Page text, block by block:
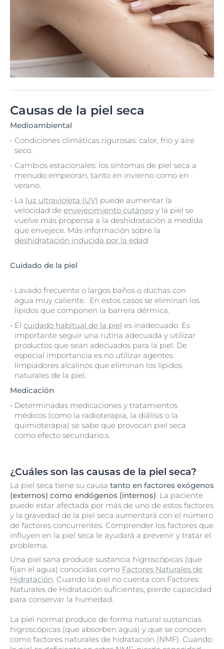
Causas de la piel seca
Medioambiental
Condiciones climáticas rigurosas: calor, frio y aire
seco.
Cambios estacionales: los síntomas de piel seca a
menudo empeoran, tanto en invierno como en
verano.
La luz ultravioleta (UV) puede aumentar la
velocidad de envejecimiento cutáneo y la piel se
vuelve más propensa a la deshidratación a medida
que envejece. Más información sobre la
deshidratación inducida por la edad.
Cuidado de la piel
Lavado frecuente o largos baños o duchas con
agua muy caliente. En estos casos se eliminan los
lípidos que componen la barrera dérmica.
El cuidado habitual de la piel es inadecuado. Es
importante seguir una rutina adecuada y utilizar
productos que sean adecuados para la piel. De
especial importancia es no utilizar agentes
limpiadores alcalinos que eliminan los lípidos
naturales de la piel.
Medicación
Determinadas medicaciones y tratamientos
médicos (como la radioterapia, la diálisis o la
quimioterapia) se sabe que provocan piel seca
como efecto secundario.s.
¿Cuáles son las causas de la piel seca?
La piel seca tiene su causa tanto en factores exógenos
(externos) como endógenos (internos). La paciente
puede estar afectada por más de uno de estos factores
y la gravedad de la piel seca aumentará con el número
de factores concurrentes. Comprender los factores que
influyen en la piel seca le ayudará a prevenir y tratar el
problema.
Una piel sana produce sustancia higroscópicas (que
fijan el agua) conocidas como Factores Naturales de
Hidratación. Cuando la piel no cuenta con Factores
Naturales de Hidratación suficientes, pierde capacidad
para conservar la humedad.
La piel normal produce de forma natural sustancias
higroscópicas (que absorben agua) y que se conocen
como factores naturales de hidratación (NMF). Cuando